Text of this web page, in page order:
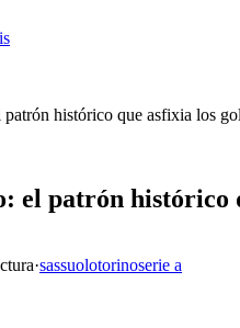
patrón histórico que asfixia los
el patrón histórico
·sassuolotorinoserie a